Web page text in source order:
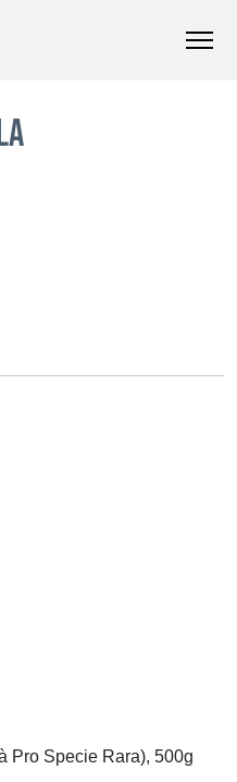
Pro Specie Rara), 500g